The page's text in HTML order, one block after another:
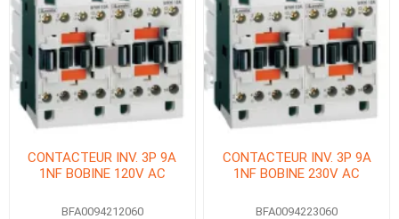
CONTACTEUR INV. 3P 9A
1NF BOBINE 120V AC
BFA0094212060
CONTACTEUR INV. 3P 9A
1NF BOBINE 230V AC
BFA0094223060